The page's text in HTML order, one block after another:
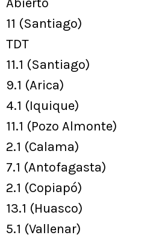
Abierto
11 (Santiago)
TDT
11.1 (Santiago)
9.1 (Arica)
4.1 (Iquique)
11.1 (Pozo Almonte)
2.1 (Calama)
7.1 (Antofagasta)
2.1 (Copiapó)
13.1 (Huasco)
5.1 (Vallenar)